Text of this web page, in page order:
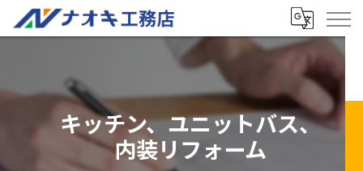
キッチン、ユニットバス、
内装リフォーム